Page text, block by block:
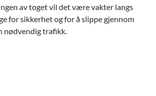
av toget vil det være vakter langs
for sikkerhet og for å slippe gjennom
nødvendig trafikk.